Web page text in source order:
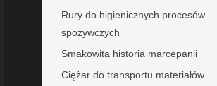
Rury do higienicznych procesów
spożywczych
Smakowita historia marcepanii
Ciężar do transportu materiałów